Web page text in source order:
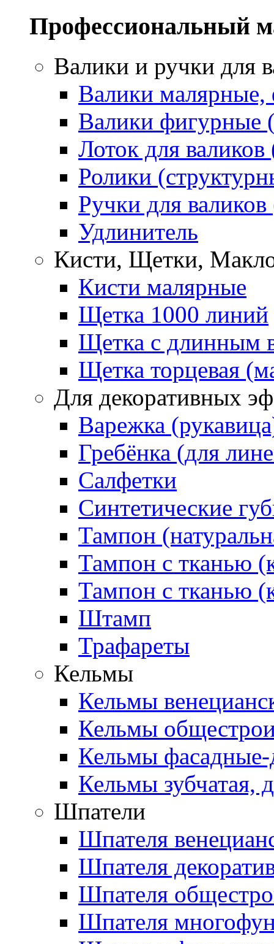
Профессиональный
Валики и ручки для
Валики малярные,
Валики фигурные
Лоток для
Ролики
Ручки для
Удлинитель
Кисти, Щетки,
Кисти малярные
Щетка 1000 линий
Щетка с длинным
Щетка торцевая
Для декоративных
Варежка
Гребёнка (для
Салфетки
Синтетические
Тампон
Тампон с тканью
Тампон с тканью
Штамп
Трафареты
Кельмы
Кельмы
Кельмы
Кельмы
Кельмы зубчатая,
Шпатели
Шпателя
Шпателя
Шпателя
Шпателя